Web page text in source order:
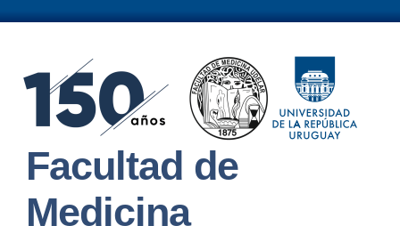
Facultad de
Medicina